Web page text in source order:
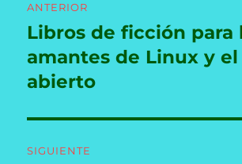
de
entradas
ANTERIOR
Entrada
anterior:
Libros de ficción para
amantes de Linux y
abierto
SIGUIENTE